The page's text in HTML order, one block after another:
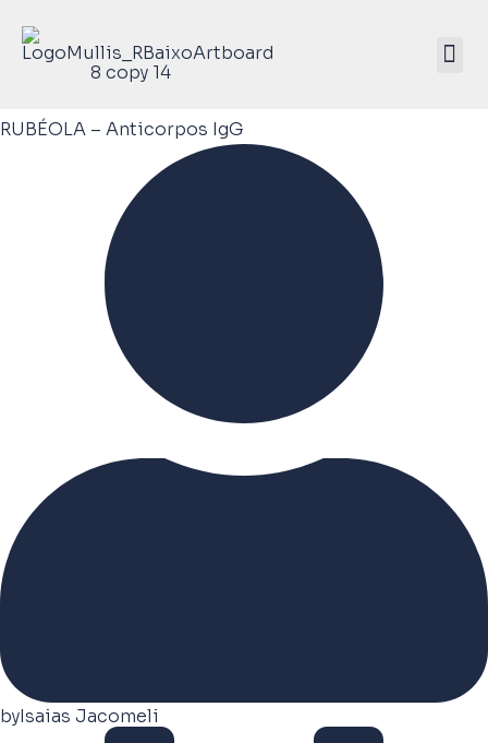
RUBÉOLA – Anticorpos IgG
byIsaias Jacomeli